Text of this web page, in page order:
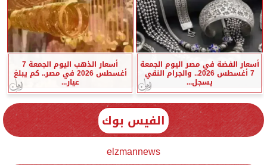
أسعار الفضة في مصر اليوم الجمعة
7 أغسطس 2026.. والجرام النقي
يسجل...
أسعار الذهب اليوم الجمعة 7
أغسطس 2026 في مصر.. كم يبلغ
عيار...
الفيس بوك
elzmannews